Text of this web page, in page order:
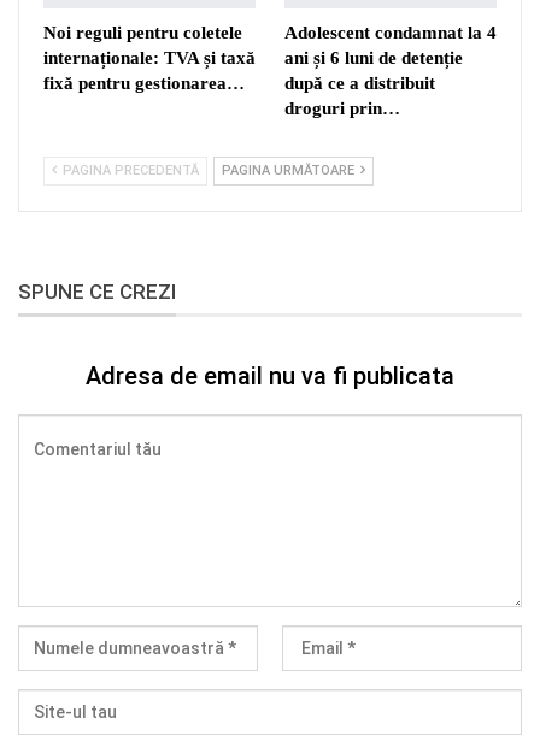
Noi reguli pentru coletele
internaționale: TVA și taxă
fixă pentru gestionarea…
Adolescent condamnat la 4
ani și 6 luni de detenție
după ce a distribuit
droguri prin…
PAGINA PRECEDENTĂ PAGINA URMĂTOARE
SPUNE CE CREZI
Adresa de email nu va fi publicata